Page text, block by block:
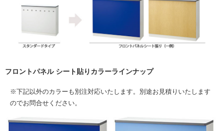
フロントパネル シート貼りカラーラインナップ
※下記以外のカラーも別注対応いたします。別途お見積りいたします
のでお問合せください。